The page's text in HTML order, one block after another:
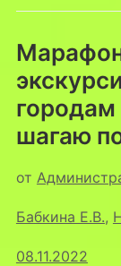
городам
шагаю
от
Бабкина Е.В.,
08.11.2022